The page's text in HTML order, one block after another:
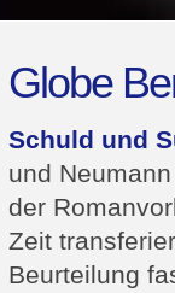
Globe
Schuld und
und
der
Zeit
Beurteilung